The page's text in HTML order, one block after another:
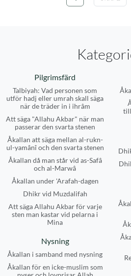
Välj sida
Pilgrimsfärd
Talbiyah: Vad personen som
utför hadj eller umrah skall säga
när de träder in i ihrâm
Att säga "Allahu Akbar" när man
passerar den svarta stenen
Åkallan att säga mellan al-rukn-
ul-yamânî och den svarta stenen
Åkallan då man står vid as-Safâ
och al-Marwâ
Åkallan under 'Arafah-dagen
Dhikr vid Muzdalifah
Att säga Allahu Akbar för varje
sten man kastar vid pelarna i
Mina
Nysning
Åkallan i samband med nysning
Åkallan för en icke-muslim som